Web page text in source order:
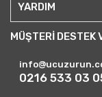
YARDIM
MÜŞTERİ DESTEK
0216 533 03